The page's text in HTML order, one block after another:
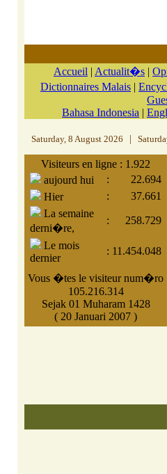
Accueil | Actualit�s |
Dictionnaires Malais |
Bahasa Indonesia |
Saturday, 8 August 2026
Visiteurs en ligne : 1.922
aujourd hui
:
22.694
Hier
:
37.661
La semaine
derni�re,
: 258.729
Le mois
dernier
: 11.454.048
Vous �tes le visiteur num�ro
105.216.314
Sejak 01 Muharam 1428
( 20 Januari 2007 )